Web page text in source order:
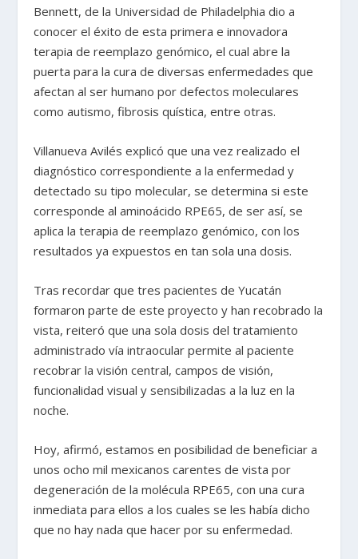
Bennett, de la Universidad de Philadelphia dio a
conocer el éxito de esta primera e innovadora
terapia de reemplazo genómico, el cual abre la
puerta para la cura de diversas enfermedades que
afectan al ser humano por defectos moleculares
como autismo, fibrosis quística, entre otras.
Villanueva Avilés explicó que una vez realizado el
diagnóstico correspondiente a la enfermedad y
detectado su tipo molecular, se determina si este
corresponde al aminoácido RPE65, de ser así, se
aplica la terapia de reemplazo genómico, con los
resultados ya expuestos en tan sola una dosis.
Tras recordar que tres pacientes de Yucatán
formaron parte de este proyecto y han recobrado la
vista, reiteró que una sola dosis del tratamiento
administrado vía intraocular permite al paciente
recobrar la visión central, campos de visión,
funcionalidad visual y sensibilizadas a la luz en la
noche.
Hoy, afirmó, estamos en posibilidad de beneficiar a
unos ocho mil mexicanos carentes de vista por
degeneración de la molécula RPE65, con una cura
inmediata para ellos a los cuales se les había dicho
que no hay nada que hacer por su enfermedad.